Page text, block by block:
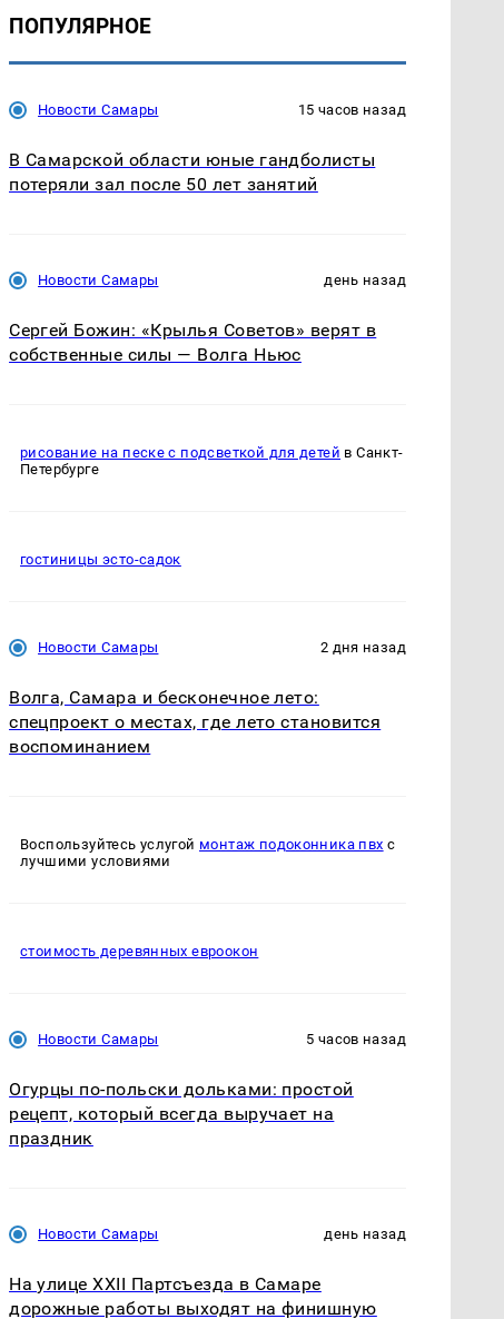
ПОПУЛЯРНОЕ
Новости Самары 15 часов назад
В Самарской области юные гандболисты
потеряли зал после 50 лет занятий
Новости Самары день назад
Сергей Божин: «Крылья Советов» верят в
собственные силы — Волга Ньюс
рисование на песке с подсветкой для детей в Санкт-
Петербурге
гостиницы эсто-садок
Новости Самары 2 дня назад
Волга, Самара и бесконечное лето:
спецпроект о местах, где лето становится
воспоминанием
Воспользуйтесь услугой монтаж подоконника пвх с
лучшими условиями
стоимость деревянных евроокон
Новости Самары 5 часов назад
Огурцы по‑польски дольками: простой
рецепт, который всегда выручает на
праздник
Новости Самары день назад
На улице XXII Партсъезда в Самаре
дорожные работы выходят на финишную